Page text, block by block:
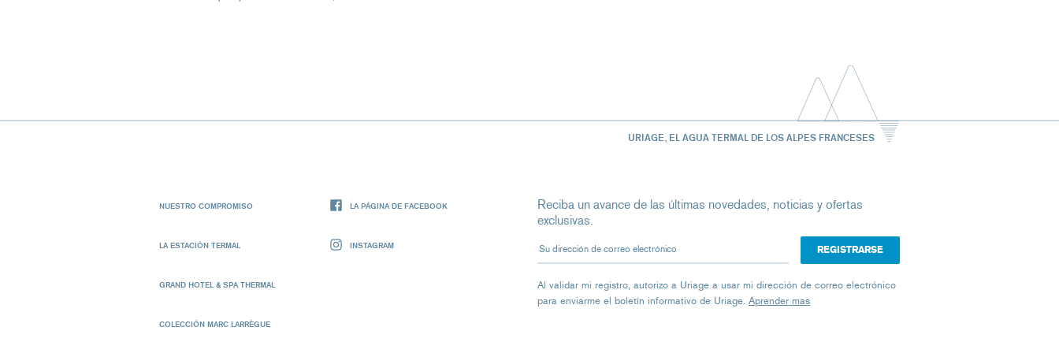
URIAGE, EL AGUA TERMAL DE LOS ALPES FRANCESES
NUESTRO COMPROMISO
LA ESTACIÓN TERMAL
GRAND HOTEL & SPA THERMAL
COLECCIÓN MARC LARRÈGUE
LA PÁGINA DE FACEBOOK
INSTAGRAM
Reciba un avance de las últimas novedades, noticias y ofertas
exclusivas.
Su dirección de correo electrónico
Al validar mi registro, autorizo ​​a Uriage a usar mi dirección de correo electrónico
para enviarme el boletín informativo de Uriage. Aprender mas